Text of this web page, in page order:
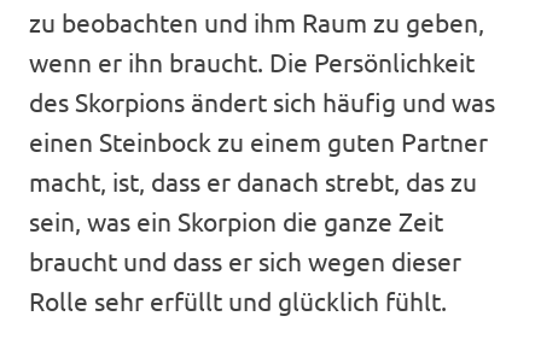
zu beobachten und ihm Raum zu geben,
wenn er ihn braucht. Die Persönlichkeit
des Skorpions ändert sich häufig und was
einen Steinbock zu einem guten Partner
macht, ist, dass er danach strebt, das zu
sein, was ein Skorpion die ganze Zeit
braucht und dass er sich wegen dieser
Rolle sehr erfüllt und glücklich fühlt.